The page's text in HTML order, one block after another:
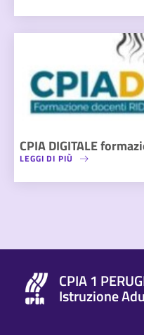
CPIA DIGITALE
LEGGI DI PIÙ
CPIA 1
Istruzione